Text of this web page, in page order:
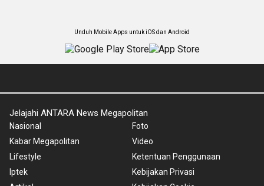
Unduh Mobile Apps untuk iOS dan Android
Jelajahi ANTARA News Megapolitan
Nasional
Kabar Megapolitan
Lifestyle
Iptek
Foto
Video
Ketentuan Penggunaan
Kebijakan Privasi